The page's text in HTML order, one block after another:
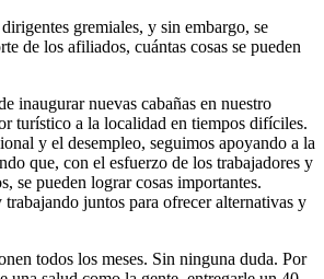
gremiales, y sin embargo, se
de los afiliados, cuántas cosas se pueden
inaugurar nuevas cabañas en nuestro
turístico a la localidad en tiempos difíciles.
y el desempleo, seguimos apoyando a la
que, con el esfuerzo de los trabajadores y
se pueden lograr cosas importantes.
juntos para ofrecer alternativas y
todos los meses. Sin ninguna duda. Por